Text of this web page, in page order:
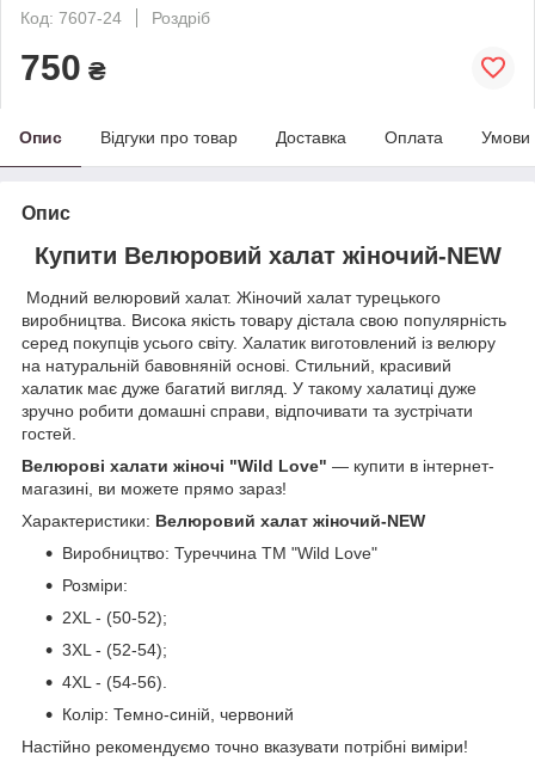
Код: 7607-24
Роздріб
750 ₴
Опис Відгуки про товар Доставка Оплата Умови
Опис
Купити Велюровий халат жіночий-NEW
Модний велюровий халат. Жіночий халат турецького
виробництва. Висока якість товару дістала свою популярність
серед покупців усього світу. Халатик виготовлений із велюру
на натуральній бавовняній основі. Стильний, красивий
халатик має дуже багатий вигляд. У такому халатиці дуже
зручно робити домашні справи, відпочивати та зустрічати
гостей.
Велюрові халати жіночі "Wild Love" — купити в інтернет-
магазині, ви можете прямо зараз!
Характеристики: Велюровий халат жіночий-NEW
Виробництво: Туреччина ТМ "Wild Love"
Розміри:
2XL - (50-52);
3XL - (52-54);
4XL - (54-56).
Колір: Темно-синій, червоний
Настійно рекомендуємо точно вказувати потрібні виміри!